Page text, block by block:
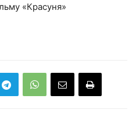
«Красуня»